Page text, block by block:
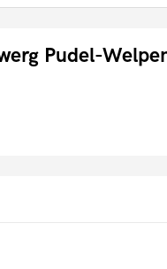
Pudel-